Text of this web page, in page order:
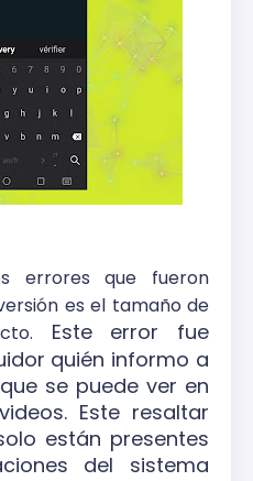
errores que fueron
es el tamaño de
Este error fue
quién informo a
se puede ver en
Este resaltar
están presentes
del sistema